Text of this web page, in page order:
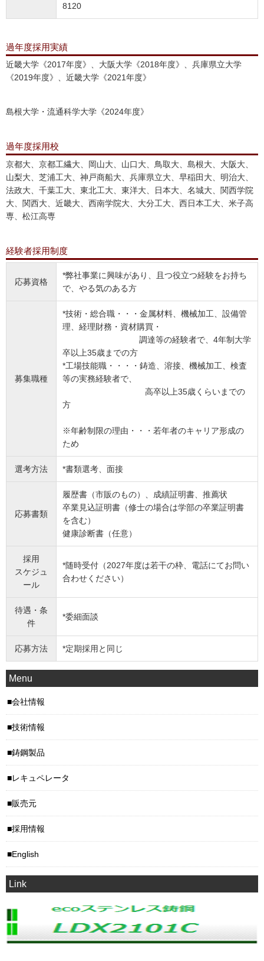
8120
過年度採用実績
近畿大学《2017年度》、大阪大学《2018年度》、兵庫県立大学
《2019年度》、近畿大学《2021年度》
島根大学・流通科学大学《2024年度》
過年度採用校
京都大、京都工繊大、岡山大、山口大、鳥取大、島根大、大阪大、
山梨大、芝浦工大、神戸商船大、兵庫県立大、早稲田大、明治大、
法政大、千葉工大、東北工大、東洋大、日本大、名城大、関西学院
大、関西大、近畿大、西南学院大、大分工大、西日本工大、米子高
専、松江高専
経験者採用制度
応募資格
*弊社事業に興味があり、且つ役立つ経験をお持ち
で、やる気のある方
募集職種
*技術・総合職・・・金属材料、機械加工、設備管
理、経理財務・資材購買・
調達等の経験者で、4年制大学
卒以上35歳までの方
*工場技能職・・・・鋳造、溶接、機械加工、検査
等の実務経験者で、
高卒以上35歳くらいまでの
方
※年齢制限の理由・・・若年者のキャリア形成の
ため
選考方法 *書類選考、面接
応募書類
履歴書（市販のもの）、成績証明書、推薦状
卒業見込証明書（修士の場合は学部の卒業証明書
を含む）
健康診断書（任意）
採用
スケジュ
ール
*随時受付（2027年度は若干の枠、電話にてお問い
合わせください）
待遇・条
件
*委細面談
応募方法 *定期採用と同じ
Menu
会社情報
技術情報
鋳鋼製品
レキュペレータ
販売元
採用情報
English
Link